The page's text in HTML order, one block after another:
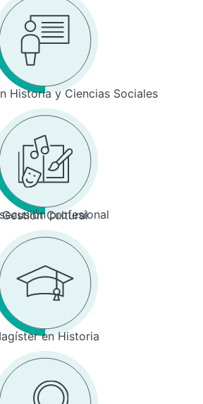
Historia y Ciencias Sociales
profesional
Gestión Cultural
en Historia